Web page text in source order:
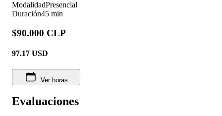
ModalidadPresencial
Duración45 min
$90.000 CLP
97.17 USD
Ver horas
Evaluaciones